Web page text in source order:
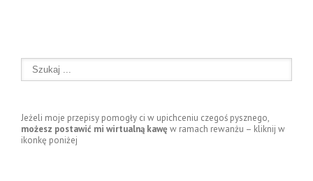
Jeżeli moje przepisy pomogły ci w upichceniu czegoś pysznego,
możesz postawić mi wirtualną kawę w ramach rewanżu – kliknij w
ikonkę poniżej